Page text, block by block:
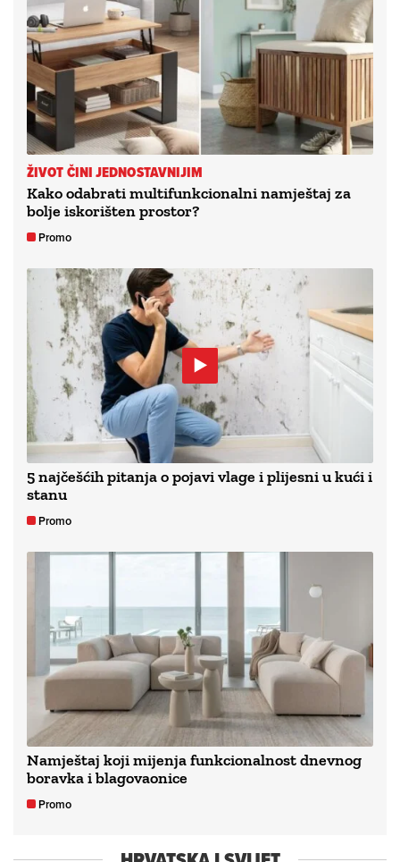
ŽIVOT ČINI JEDNOSTAVNIJIM
Kako odabrati multifunkcionalni namještaj za
bolje iskorišten prostor?
Promo
5 najčešćih pitanja o pojavi vlage i plijesni u kući i
stanu
Promo
Namještaj koji mijenja funkcionalnost dnevnog
boravka i blagovaonice
Promo